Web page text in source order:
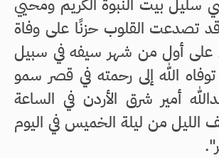
تصدعت القلوب حزنًا على وفاة
على أول من شهر سيفه في سبيل
الله إلى رحمته في قصر سمو
أمير شرق الأردن في الساعة
الليل من ليلة الخميس في اليوم